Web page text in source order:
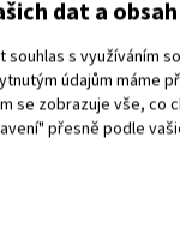
dat a
souhlas s využíváním
údajům máme
se zobrazuje vše,
přesně podle